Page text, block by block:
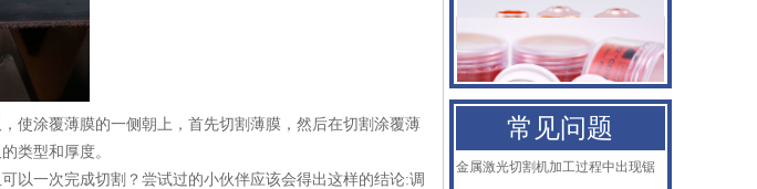
使涂覆薄膜的一侧朝上，首先切割薄膜，然后在切割涂覆薄
类型和厚度。
以一次完成切割？尝试过的小伙伴应该会得出这样的结论:调
KTB2陶瓷体
AMADA阿玛达喷嘴
二氧化碳聚焦镜
常见问题
金属激光切割机加工过程中出现锯